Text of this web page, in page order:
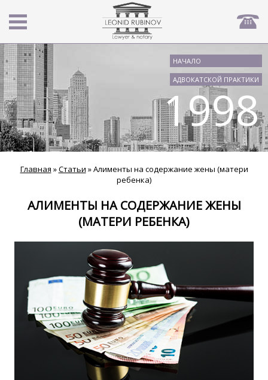
1998
НАЧАЛО
АДВОКАТСКОЙ ПРАКТИКИ
Главная »Статьи »Алименты на содержание жены (матери
ребенка)
АЛИМЕНТЫ НА СОДЕРЖАНИЕ ЖЕНЫ
(МАТЕРИ РЕБЕНКА)